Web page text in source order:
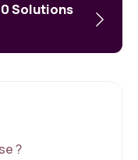
Solutions
?